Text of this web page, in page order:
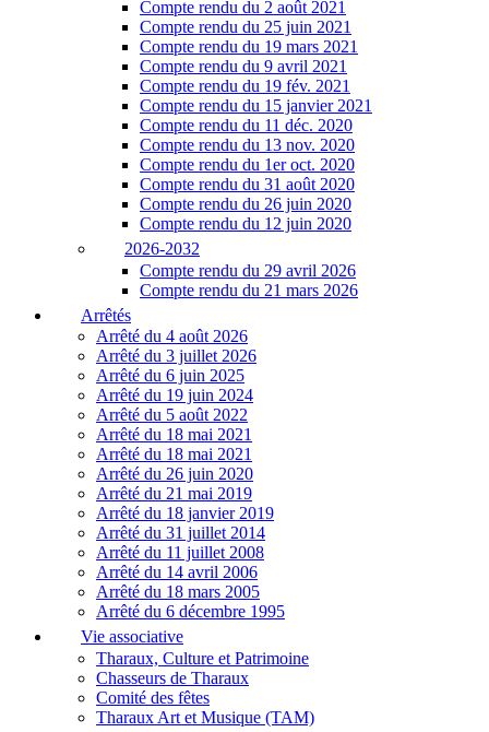
Compte rendu du 2 août 2021
Compte rendu du 25 juin 2021
Compte rendu du 19 mars 2021
Compte rendu du 9 avril 2021
Compte rendu du 19 fév. 2021
Compte rendu du 15 janvier 2021
Compte rendu du 11 déc. 2020
Compte rendu du 13 nov. 2020
Compte rendu du 1er oct. 2020
Compte rendu du 31 août 2020
Compte rendu du 26 juin 2020
Compte rendu du 12 juin 2020
2026-2032
Compte rendu du 29 avril 2026
Compte rendu du 21 mars 2026
Arrêtés
Arrêté du 4 août 2026
Arrêté du 3 juillet 2026
Arrêté du 6 juin 2025
Arrêté du 19 juin 2024
Arrêté du 5 août 2022
Arrêté du 18 mai 2021
Arrêté du 18 mai 2021
Arrêté du 26 juin 2020
Arrêté du 21 mai 2019
Arrêté du 18 janvier 2019
Arrêté du 31 juillet 2014
Arrêté du 11 juillet 2008
Arrêté du 14 avril 2006
Arrêté du 18 mars 2005
Arrêté du 6 décembre 1995
Vie associative
Tharaux, Culture et Patrimoine
Chasseurs de Tharaux
Comité des fêtes
Tharaux Art et Musique (TAM)